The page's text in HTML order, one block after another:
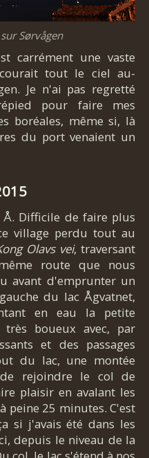
Sørvågen
carrément une vaste
tout le ciel au-
Je n'ai pas regretté
pour faire mes
boréales, même si, là
du port venaient un
Difficile de faire plus
village perdu tout au
Olavs vei, traversant
route que nous
avant d'emprunter un
du lac Ågvatnet,
en eau la petite
boueux avec, par
et des passages
du lac, une montée
rejoindre le col de
plaisir en avalant les
peine 25 minutes. C'est
si j'avais été dans les
depuis le niveau de la